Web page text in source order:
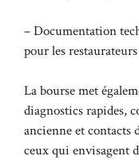
– Documentation
pour les
La bourse met
diagnostics rapides,
ancienne et contacts
ceux qui envisagent